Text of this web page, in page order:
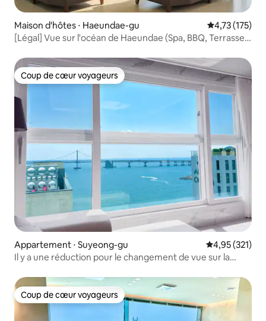
Maison d'hôtes ⋅ Haeundae-gu Évaluation
4,73 (175)
[Légal] Vue sur l'océan de Haeundae (Spa, BBQ, Terrasse
Coup de cœur voyageurs
Coup de cœur voyageurs
Appartement ⋅ Suyeong-gu Évaluation
4,95 (321)
Il y a une réduction pour le changement de vue sur la
Gwangalli :) #ireJireh 2
Coup de cœur voyageurs
Coup de cœur voyageurs